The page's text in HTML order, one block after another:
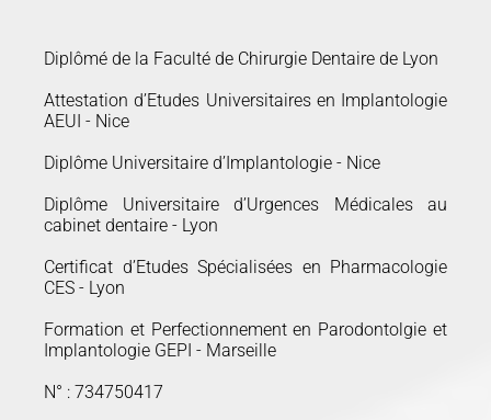
Diplômé de la Faculté de Chirurgie Dentaire de Lyon
Attestation d’Etudes Universitaires en Implantologie
AEUI - Nice
Diplôme Universitaire d’Implantologie - Nice
Diplôme Universitaire d’Urgences Médicales au
cabinet dentaire - Lyon
Certificat d’Etudes Spécialisées en Pharmacologie
CES - Lyon
Formation et Perfectionnement en Parodontolgie et
Implantologie GEPI - Marseille
N° : 734750417